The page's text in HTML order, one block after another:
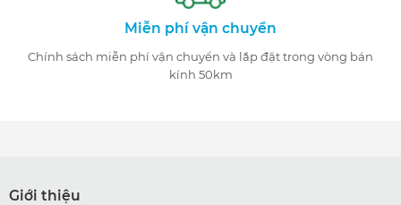
Miễn phí vận chuyển
Chính sách miễn phí vận chuyển và lắp đặt trong vòng bán
kính 50km
Giới thiệu